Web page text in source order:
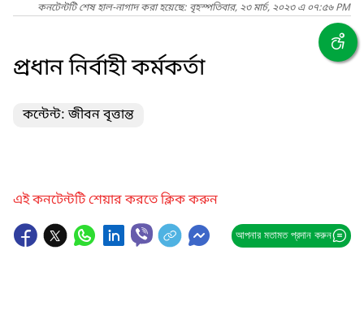
কনটেন্টটি শেষ হাল-নাগাদ করা হয়েছে: বৃহস্পতিবার, ২৩ মার্চ, ২০২৩ এ ০৭:৫৬ PM
প্রধান নির্বাহী কর্মকর্তা
কন্টেন্ট: জীবন বৃত্তান্ত
এই কনটেন্টটি শেয়ার করতে ক্লিক করুন
আপনার মতামত প্রদান করুন